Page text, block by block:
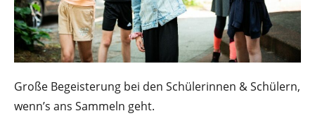
Große Begeisterung bei den Schülerinnen & Schülern,
wenn’s ans Sammeln geht.